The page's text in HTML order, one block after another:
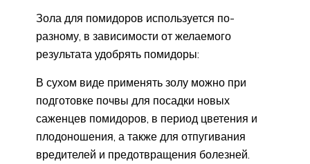
Зола для помидоров используется по-
разному, в зависимости от желаемого
результата удобрять помидоры:
В сухом виде применять золу можно при
подготовке почвы для посадки новых
саженцев помидоров, в период цветения и
плодоношения, а также для отпугивания
вредителей и предотвращения болезней.